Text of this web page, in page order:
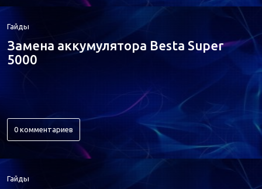
Гайды
Замена аккумулятора Besta Super
5000
0 комментариев
Гайды